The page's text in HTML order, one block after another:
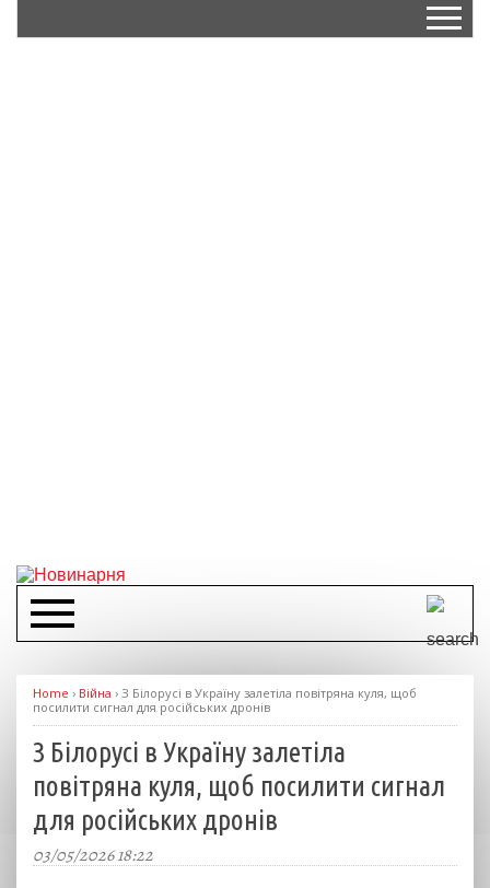
Home › Війна › З Білорусі в Україну залетіла повітряна куля, щоб
посилити сигнал для російських дронів
З Білорусі в Україну залетіла
повітряна куля, щоб посилити сигнал
для російських дронів
03/05/2026 18:22